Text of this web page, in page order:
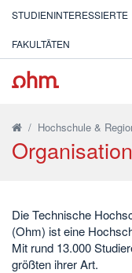
STUDIENINTERESSIERTE
FAKULTÄTEN
/ Hochschule &
Die Technische
(Ohm) ist eine
Mit rund 13.000
größten ihrer Art.